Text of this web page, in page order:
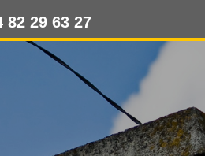
82 29 63 27